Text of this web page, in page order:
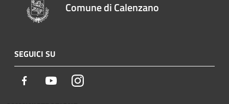
Comune di Calenzano
SEGUICI SU
Facebook YoutubeInstagram